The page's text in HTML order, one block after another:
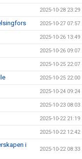
2025-10-28 23:29
2025-10-27 07:57
2025-10-26 13:49
2025-10-26 09:07
2025-10-25 22:07
2025-10-25 22:00
2025-10-24 09:24
2025-10-23 08:03
2025-10-22 21:19
2025-10-22 12:42
i
2025-10-22 08:33